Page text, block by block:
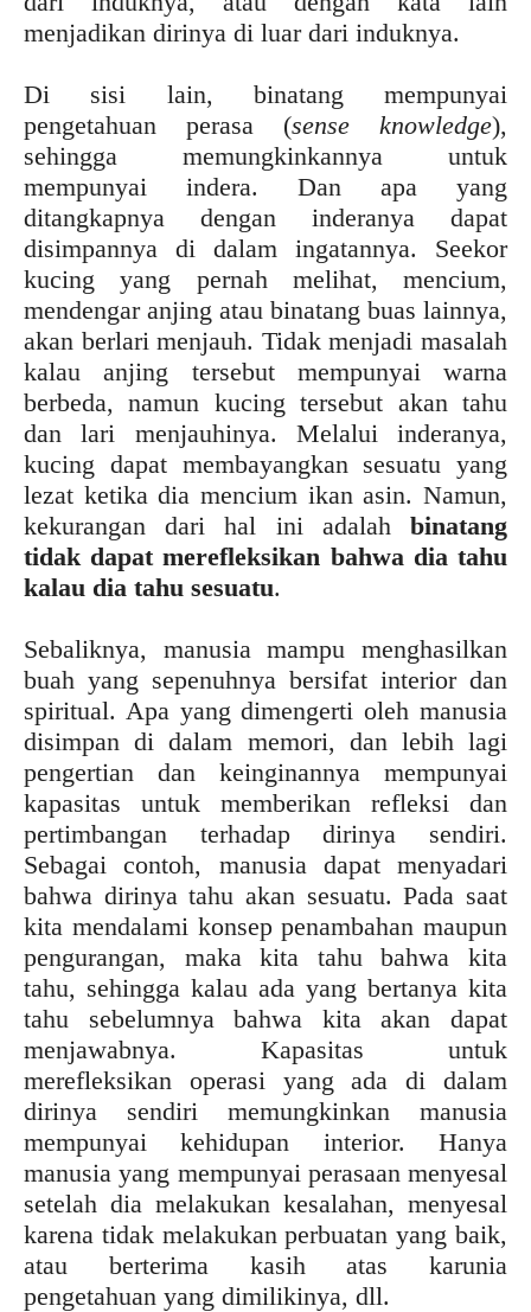
menjadikan dirinya di luar dari induknya.
Di sisi lain, binatang mempunyai
pengetahuan perasa (sense knowledge),
sehingga memungkinkannya untuk
mempunyai indera. Dan apa yang
ditangkapnya dengan inderanya dapat
disimpannya di dalam ingatannya. Seekor
kucing yang pernah melihat, mencium,
mendengar anjing atau binatang buas lainnya,
akan berlari menjauh. Tidak menjadi masalah
kalau anjing tersebut mempunyai warna
berbeda, namun kucing tersebut akan tahu
dan lari menjauhinya. Melalui inderanya,
kucing dapat membayangkan sesuatu yang
lezat ketika dia mencium ikan asin. Namun,
kekurangan dari hal ini adalah binatang
tidak dapat merefleksikan bahwa dia tahu
kalau dia tahu sesuatu.
Sebaliknya, manusia mampu menghasilkan
buah yang sepenuhnya bersifat interior dan
spiritual. Apa yang dimengerti oleh manusia
disimpan di dalam memori, dan lebih lagi
pengertian dan keinginannya mempunyai
kapasitas untuk memberikan refleksi dan
pertimbangan terhadap dirinya sendiri.
Sebagai contoh, manusia dapat menyadari
bahwa dirinya tahu akan sesuatu. Pada saat
kita mendalami konsep penambahan maupun
pengurangan, maka kita tahu bahwa kita
tahu, sehingga kalau ada yang bertanya kita
tahu sebelumnya bahwa kita akan dapat
menjawabnya. Kapasitas untuk
merefleksikan operasi yang ada di dalam
dirinya sendiri memungkinkan manusia
mempunyai kehidupan interior. Hanya
manusia yang mempunyai perasaan menyesal
setelah dia melakukan kesalahan, menyesal
karena tidak melakukan perbuatan yang baik,
atau berterima kasih atas karunia
pengetahuan yang dimilikinya, dll.